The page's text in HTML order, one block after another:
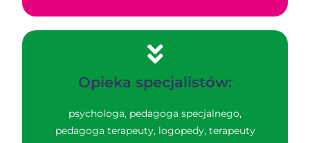
Opieka specjalistów:
psychologa, pedagoga specjalnego,
pedagoga terapeuty, logopedy, terapeuty